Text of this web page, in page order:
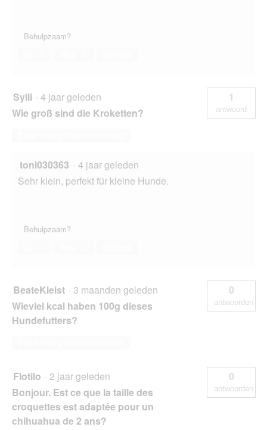
Behulpzaam?
Sylli · 4 jaar geleden
Wie groß sind die Kroketten?
1
antwoord
toni030363 · 4 jaar geleden
Sehr klein, perfekt für kleine Hunde.
Behulpzaam?
BeateKleist · 3 maanden geleden
Wieviel kcal haben 100g dieses
Hundefutters?
0
antwoorden
Flotilo · 2 jaar geleden
Bonjour. Est ce que la taille des
croquettes est adaptée pour un
chihuahua de 2 ans?
0
antwoorden